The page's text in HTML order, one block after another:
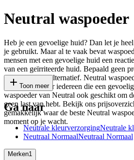
Neutral waspoeder
Heb je een gevoelige huid? Dan let je
je gebruikt. Maar al te vaak bevat
mensen met een gevoelige huid een
van een geïrriteerde huid. Bepaald geen
een uitstekend alternatief. Neutral
ontwikkeld voor iedereen die een
waspoeder van Neutral ook geschikt om
geen last van hebt. Bekijk ons
gemakkelijk waar de beste Neutral
moment op je wacht.
Toon meer
Ga naar
Neutrale kleurverzorgingNeutrale
Neutraal NormaalNeutraal Normaal
Merken1